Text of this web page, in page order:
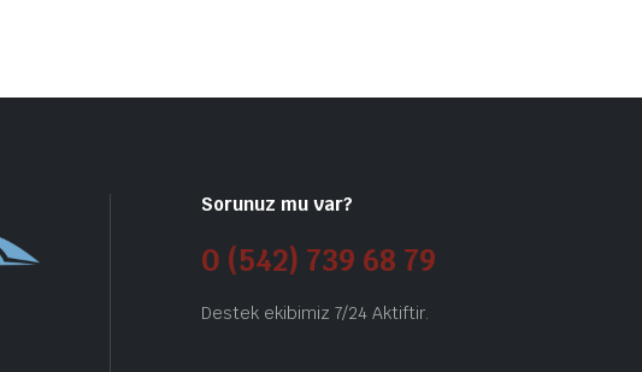
Sorunuz mu var?
0 (542) 739 68 79
Destek ekibimiz 7/24 Aktiftir.